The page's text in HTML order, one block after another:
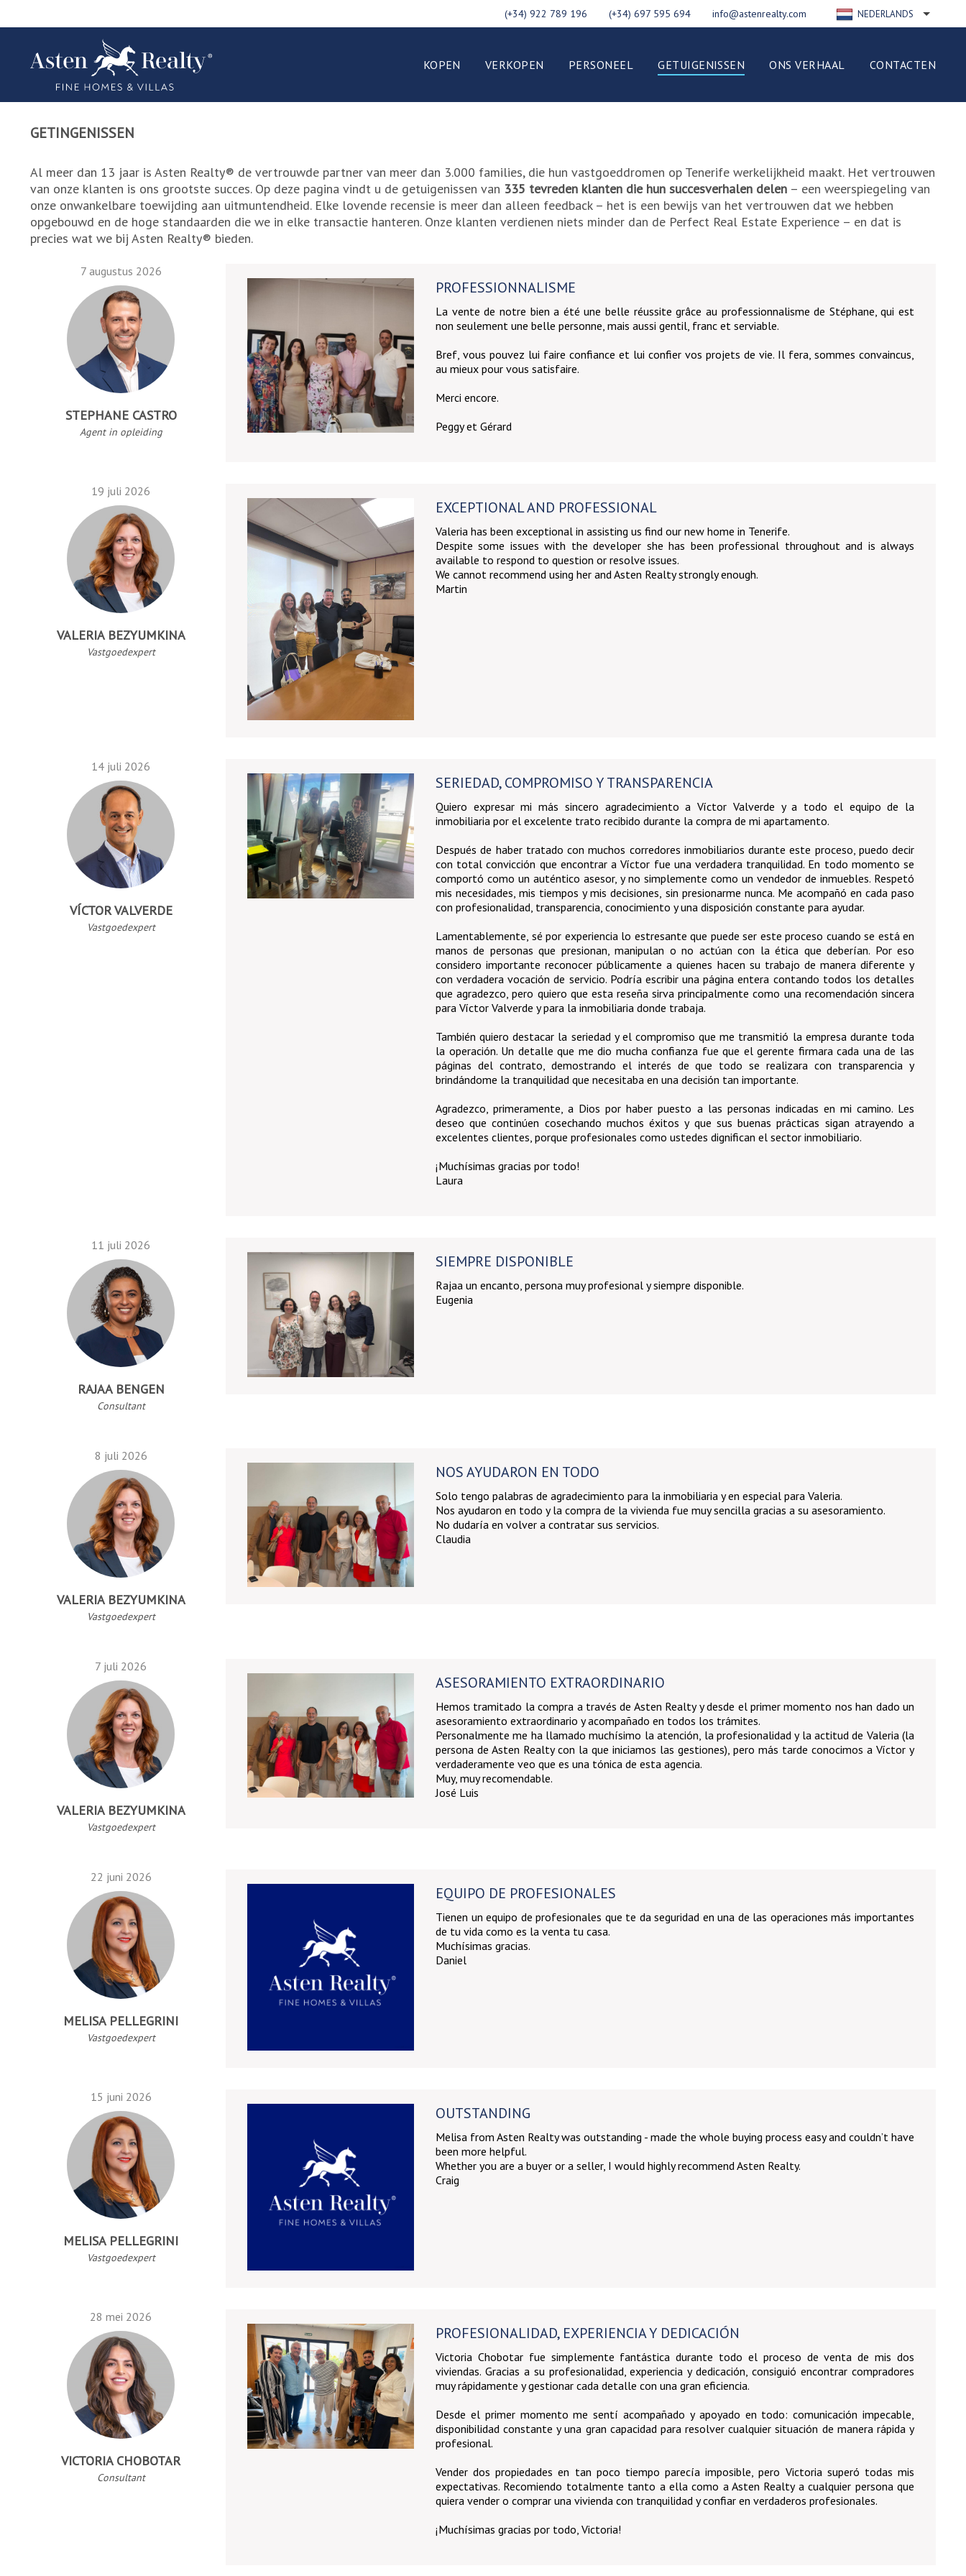
NEDERLANDS
DEUTSCH
(+34) 922 789 196 (+34) 697 595 694 info@astenrealty.com
KOPEN VERKOPEN PERSONEEL GETUIGENISSEN ONS VERHAAL CONTACTEN
GETINGENISSEN
Al meer dan 13 jaar is Asten Realty® de vertrouwde partner van meer dan 3.000 families, die hun vastgoed­dromen op Tenerife werkelijkheid maakt. Het vertrouwen
van onze klanten is ons grootste succes. Op deze pagina vindt u de getuigenissen van 335 tevreden klanten die hun succesverhalen delen – een weerspiegeling van
onze onwankelbare toewijding aan uitmuntendheid. Elke lovende recensie is meer dan alleen feedback – het is een bewijs van het vertrouwen dat we hebben
opgebouwd en de hoge standaarden die we in elke transactie hanteren. Onze klanten verdienen niets minder dan de Perfect Real Estate Experience – en dat is
precies wat we bij Asten Realty® bieden.
7 augustus 2026
STEPHANE CASTRO
Agent in opleiding
PROFESSIONNALISME
La vente de notre bien a été une belle réussite grâce au professionnalisme de Stéphane, qui est
non seulement une belle personne, mais aussi gentil, franc et serviable.
Bref, vous pouvez lui faire confiance et lui confier vos projets de vie. Il fera, sommes convaincus,
au mieux pour vous satisfaire.
Merci encore.
Peggy et Gérard
19 juli 2026
VALERIA BEZYUMKINA
Vastgoedexpert
EXCEPTIONAL AND PROFESSIONAL
Valeria has been exceptional in assisting us find our new home in Tenerife.
Despite some issues with the developer she has been professional throughout and is always
available to respond to question or resolve issues.
We cannot recommend using her and Asten Realty strongly enough.
Martin
14 juli 2026
VÍCTOR VALVERDE
Vastgoedexpert
SERIEDAD, COMPROMISO Y TRANSPARENCIA
Quiero expresar mi más sincero agradecimiento a Víctor Valverde y a todo el equipo de la
inmobiliaria por el excelente trato recibido durante la compra de mi apartamento.
Después de haber tratado con muchos corredores inmobiliarios durante este proceso, puedo decir
con total convicción que encontrar a Víctor fue una verdadera tranquilidad. En todo momento se
comportó como un auténtico asesor, y no simplemente como un vendedor de inmuebles. Respetó
mis necesidades, mis tiempos y mis decisiones, sin presionarme nunca. Me acompañó en cada paso
con profesionalidad, transparencia, conocimiento y una disposición constante para ayudar.
Lamentablemente, sé por experiencia lo estresante que puede ser este proceso cuando se está en
manos de personas que presionan, manipulan o no actúan con la ética que deberían. Por eso
considero importante reconocer públicamente a quienes hacen su trabajo de manera diferente y
con verdadera vocación de servicio. Podría escribir una página entera contando todos los detalles
que agradezco, pero quiero que esta reseña sirva principalmente como una recomendación sincera
para Víctor Valverde y para la inmobiliaria donde trabaja.
También quiero destacar la seriedad y el compromiso que me transmitió la empresa durante toda
la operación. Un detalle que me dio mucha confianza fue que el gerente firmara cada una de las
páginas del contrato, demostrando el interés de que todo se realizara con transparencia y
brindándome la tranquilidad que necesitaba en una decisión tan importante.
Agradezco, primeramente, a Dios por haber puesto a las personas indicadas en mi camino. Les
deseo que continúen cosechando muchos éxitos y que sus buenas prácticas sigan atrayendo a
excelentes clientes, porque profesionales como ustedes dignifican el sector inmobiliario.
¡Muchísimas gracias por todo!
Laura
11 juli 2026
RAJAA BENGEN
Consultant
SIEMPRE DISPONIBLE
Rajaa un encanto, persona muy profesional y siempre disponible.
Eugenia
8 juli 2026
VALERIA BEZYUMKINA
Vastgoedexpert
NOS AYUDARON EN TODO
Solo tengo palabras de agradecimiento para la inmobiliaria y en especial para Valeria.
Nos ayudaron en todo y la compra de la vivienda fue muy sencilla gracias a su asesoramiento.
No dudaría en volver a contratar sus servicios.
Claudia
7 juli 2026
VALERIA BEZYUMKINA
Vastgoedexpert
ASESORAMIENTO EXTRAORDINARIO
Hemos tramitado la compra a través de Asten Realty y desde el primer momento nos han dado un
asesoramiento extraordinario y acompañado en todos los trámites.
Personalmente me ha llamado muchísimo la atención, la profesionalidad y la actitud de Valeria (la
persona de Asten Realty con la que iniciamos las gestiones), pero más tarde conocimos a Víctor y
verdaderamente veo que es una tónica de esta agencia.
Muy, muy recomendable.
José Luis
22 juni 2026
MELISA PELLEGRINI
Vastgoedexpert
EQUIPO DE PROFESIONALES
Tienen un equipo de profesionales que te da seguridad en una de las operaciones más importantes
de tu vida como es la venta tu casa.
Muchísimas gracias.
Daniel
15 juni 2026
MELISA PELLEGRINI
Vastgoedexpert
OUTSTANDING
Melisa from Asten Realty was outstanding - made the whole buying process easy and couldn’t have
been more helpful.
Whether you are a buyer or a seller, I would highly recommend Asten Realty.
Craig
28 mei 2026
VICTORIA CHOBOTAR
Consultant
PROFESIONALIDAD, EXPERIENCIA Y DEDICACIÓN
Victoria Chobotar fue simplemente fantástica durante todo el proceso de venta de mis dos
viviendas. Gracias a su profesionalidad, experiencia y dedicación, consiguió encontrar compradores
muy rápidamente y gestionar cada detalle con una gran eficiencia.
Desde el primer momento me sentí acompañado y apoyado en todo: comunicación impecable,
disponibilidad constante y una gran capacidad para resolver cualquier situación de manera rápida y
profesional.
Vender dos propiedades en tan poco tiempo parecía imposible, pero Victoria superó todas mis
expectativas. Recomiendo totalmente tanto a ella como a Asten Realty a cualquier persona que
quiera vender o comprar una vivienda con tranquilidad y confiar en verdaderos profesionales.
¡Muchísimas gracias por todo, Victoria!